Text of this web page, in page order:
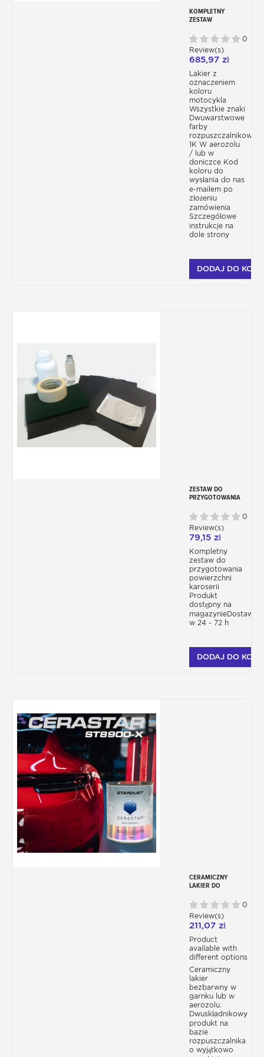
KOMPLETNY
ZESTAW
KOLOR
PRODUCENTA
0
Review(s)
685,97 zł
Lakier z
oznaczeniem
koloru
motocykla
Wszystkie znaki
Dwuwarstwowe
farby
rozpuszczalnikowe
1K W aerozolu
/ lub w
doniczce Kod
koloru do
wysłania do nas
e-mailem po
złożeniu
zamówienia
Szczegółowe
instrukcje na
dole strony
DODAJ DO
ZESTAW DO
PRZYGOTOWANIA
MALOWANIEM
0
Review(s)
79,15 zł
Kompletny
zestaw do
przygotowania
powierzchni
karoserii
Produkt
dostępny na
magazynieDostawa
w 24 - 72 h
DODAJ DO
CERAMICZNY
LAKIER DO
CERASTAR X
ST8900X
0
Review(s)
211,07 zł
Product
available with
different options
Ceramiczny
lakier
bezbarwny w
garnku lub w
aerozolu.
Dwuskładnikowy
produkt na
bazie
rozpuszczalnika
o wyjątkowo